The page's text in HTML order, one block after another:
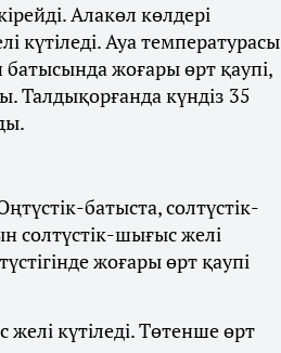
Алакөл көлдері
күтіледі. Ауа температурасы
батысында жоғары өрт қаупі,
Талдықорғанда күндіз 35
батыста, солтүстік-
солтүстік-шығыс желі
жоғары өрт қаупі
желі күтіледі. Төтенше өрт